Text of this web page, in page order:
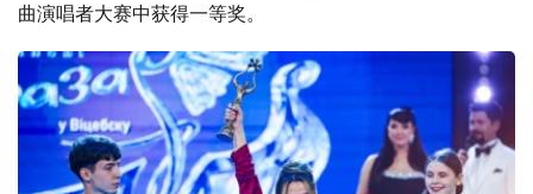
曲演唱者大赛中获得一等奖。